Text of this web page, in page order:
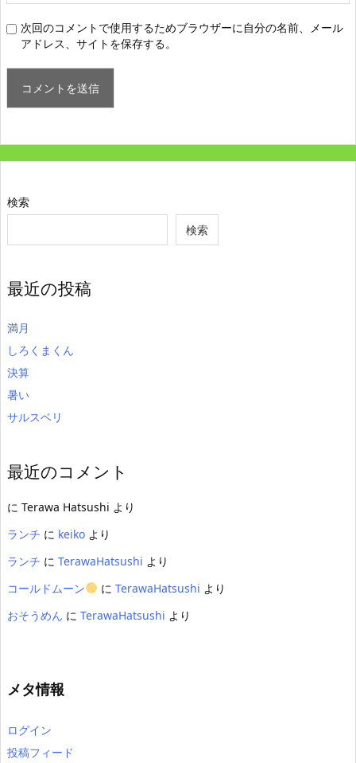
次回のコメントで使用するためブラウザーに自分の名前、メール
アドレス、サイトを保存する。
検索
検索
最近の投稿
満月
しろくまくん
決算
暑い
サルスベリ
最近のコメント
に Terawa Hatsushi より
ランチ に keiko より
ランチ に TerawaHatsushi より
コールドムーン
に TerawaHatsushi より
おそうめん に TerawaHatsushi より
メタ情報
ログイン
投稿フィード